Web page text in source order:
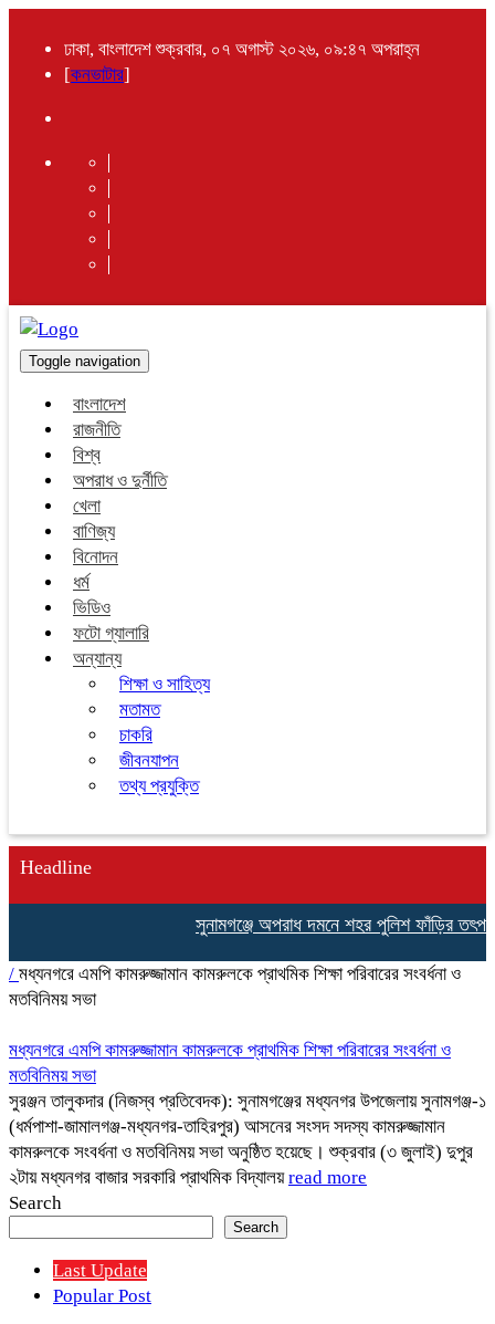
ঢাকা, বাংলাদেশ শুক্রবার, ০৭ অগাস্ট ২০২৬, ০৯:৪৭ অপরাহ্ন
[কনভাটার]
Toggle navigation
বাংলাদেশ
রাজনীতি
বিশ্ব
অপরাধ ও দুর্নীতি
খেলা
বাণিজ্য
বিনোদন
ধর্ম
ভিডিও
ফটো গ্যালারি
অন্যান্য
শিক্ষা ও সাহিত্য
মতামত
চাকরি
জীবনযাপন
তথ্য প্রযুক্তি
Headline
সুনামগঞ্জে অপরাধ দমনে শহর পুলিশ ফাঁড়ির
/ মধ্যনগরে এমপি কামরুজ্জামান কামরুলকে প্রাথমিক শিক্ষা পরিবারের সংবর্ধনা ও
মতবিনিময় সভা
মধ্যনগরে এমপি কামরুজ্জামান কামরুলকে প্রাথমিক শিক্ষা পরিবারের সংবর্ধনা ও
মতবিনিময় সভা
সুরঞ্জন তালুকদার (নিজস্ব প্রতিবেদক): সুনামগঞ্জের মধ্যনগর উপজেলায় সুনামগঞ্জ-১
(ধর্মপাশা-জামালগঞ্জ-মধ্যনগর-তাহিরপুর) আসনের সংসদ সদস্য কামরুজ্জামান
কামরুলকে সংবর্ধনা ও মতবিনিময় সভা অনুষ্ঠিত হয়েছে। শুক্রবার (৩ জুলাই) দুপুর
২টায় মধ্যনগর বাজার সরকারি প্রাথমিক বিদ্যালয়read more
Search
Search
Last Update
Popular Post